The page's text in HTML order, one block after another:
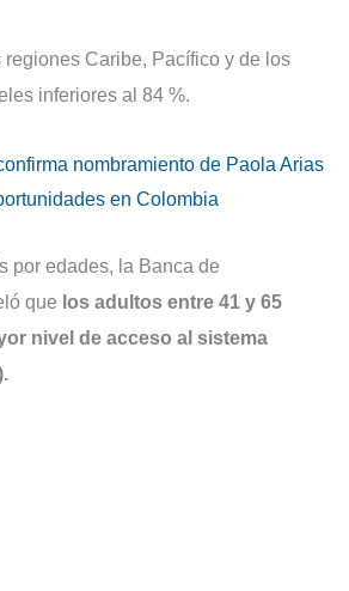
regiones Caribe, Pacífico y de los
inferiores al 84 %.
nombramiento de Paola Arias
en Colombia
por edades, la Banca de
que los adultos entre 41 y 65
nivel de acceso al sistema